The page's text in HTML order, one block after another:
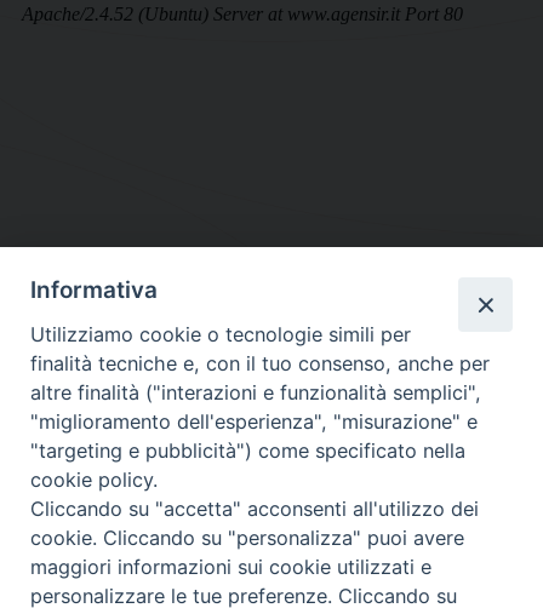
DIOCESI SUBURBICARIA DI ALBANO
Contatti:Tel.: 06.93268401 - Fax.: 06.9323844
E-mail:curia@diocesidialbano.it
Orari: dal Lunedì al Venerdì Ore: 9:00 - 13:00
Lunedì, Mercoledì e Venerdì, Ore 9:30 - 12:30
Informativa
Utilizziamo cookie o tecnologie simili per
finalità tecniche e, con il tuo consenso, anche per
altre finalità ("interazioni e funzionalità semplici",
"miglioramento dell'esperienza", "misurazione" e
"targeting e pubblicità") come specificato nella
cookie policy.
Cliccando su "accetta" acconsenti all'utilizzo dei
cookie. Cliccando su "personalizza" puoi avere
maggiori informazioni sui cookie utilizzati e
personalizzare le tue preferenze. Cliccando su